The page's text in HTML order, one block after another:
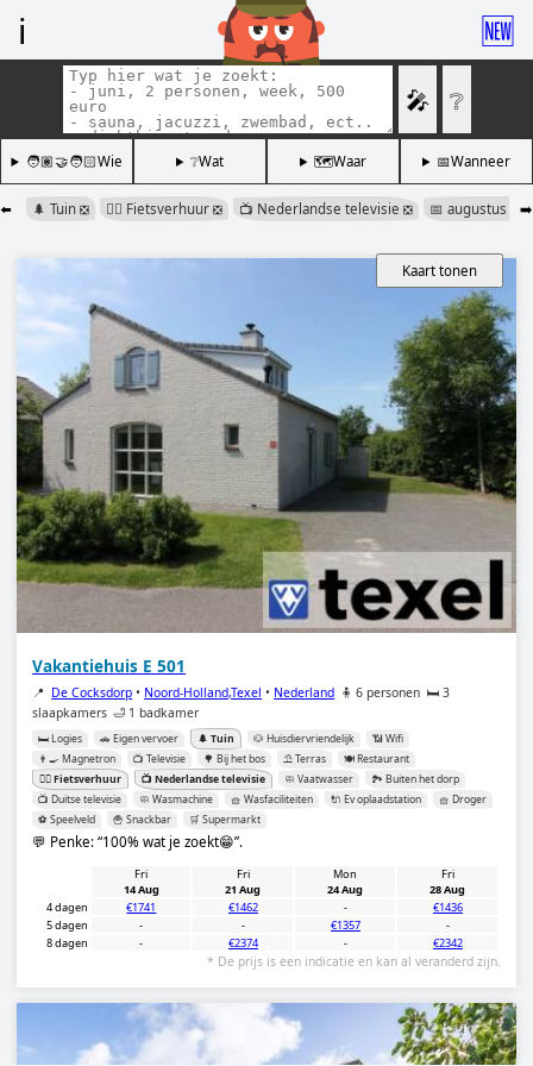
ℹ️ 🆕
🎤 ❔
🧑🏽‍🤝‍🧑🏻Wie ❔Wat 🗺️Waar 📅Wanneer
⬅️ ➡️
🌲 Tuin ❎ 🚴‍♂️ Fietsverhuur ❎ 📺 Nederlandse televisie ❎ 📅 augustus
Kaart tonen
Vakantiehuis E 501
📍 De Cocksdorp • Noord-Holland,Texel • Nederland 🧍 6 personen 🛏️ 3
slaapkamers 🛁 1 badkamer
🛏️ Logies 🚗 Eigen vervoer 🌲 Tuin 🐶 Huisdiervriendelijk
📶 Wifi
👨‍🍳 Magnetron
📺 Televisie 🌳 Bij het bos ⛱️ Terras
🍽️ Restaurant
🚴‍♂️ Fietsverhuur
📺 Nederlandse televisie 🧼 Vaatwasser
🏞️ Buiten het dorp
📺 Duitse televisie
🧼 Wasmachine 🧺 Wasfaciliteiten 🔌 Ev oplaadstation
🧺 Droger
⚽️ Speelveld
🍟 Snackbar 🛒 Supermarkt
💬 Penke: 100% wat je zoekt😁 .
Fri
14 Aug
Fri
21 Aug
Mon
24 Aug
Fri
28 Aug
4 dagen
€1741 €1462 -
€1436
5 dagen
- - €1357
-
8 dagen
- €2374 - €2342
* De prijs is een indicatie en kan al veranderd zijn.